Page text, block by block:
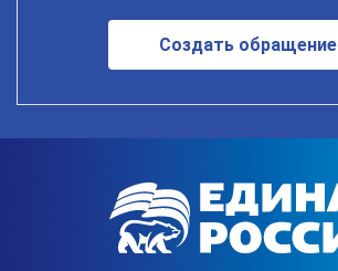
Создать обращение